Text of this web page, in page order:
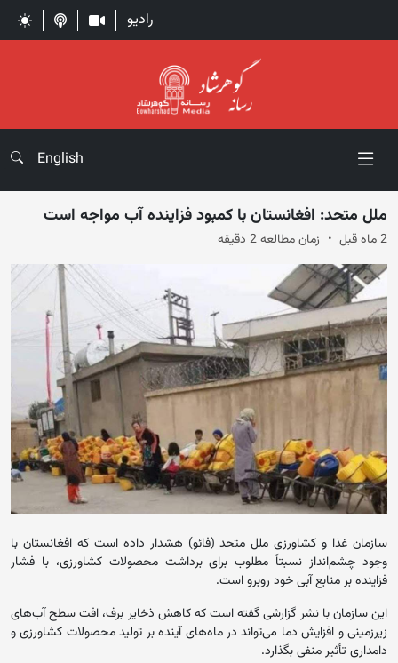
رادیو
English
ملل متحد: افغانستان با کمبود فزاینده آب مواجه است
2 ماه قبل زمان مطالعه 2 دقیقه
سازمان غذا و کشاورزی ملل متحد (فائو) هشدار داده است که افغانستان با
وجود چشم‌انداز نسبتاً مطلوب برای برداشت محصولات کشاورزی، با فشار
فزاینده بر منابع آبی خود روبرو است.
این سازمان با نشر گزارشی گفته است که کاهش ذخایر برف، افت سطح آب‌های
زیرزمینی و افزایش دما می‌تواند در ماه‌های آینده بر تولید محصولات کشاورزی و
دامداری تأثیر منفی بگذارد.